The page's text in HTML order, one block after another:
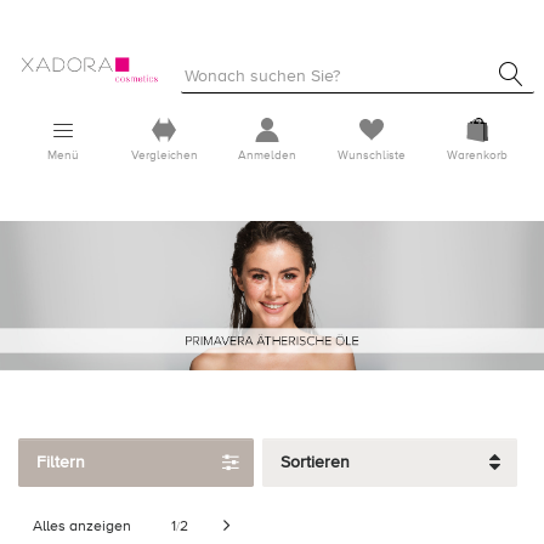
Menü Vergleichen Anmelden Wunschliste Warenkorb
Filtern Sortieren
Alles anzeigen 1/2